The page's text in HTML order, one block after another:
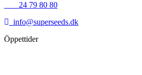
24 79 80 80
info@superseeds.dk
Öppettider